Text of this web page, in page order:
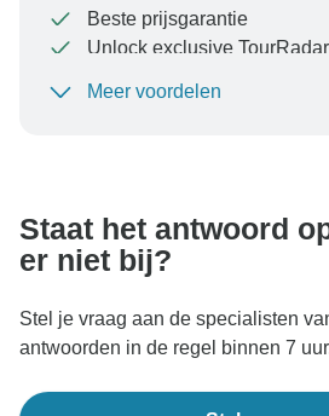
Beste prijsgarantie
Unlock exclusive
Om uw betaling te beschermen
Meer voordelen
Staat het antwoord
er niet bij?
Stel je vraag aan de specialisten
antwoorden in de regel binnen 7